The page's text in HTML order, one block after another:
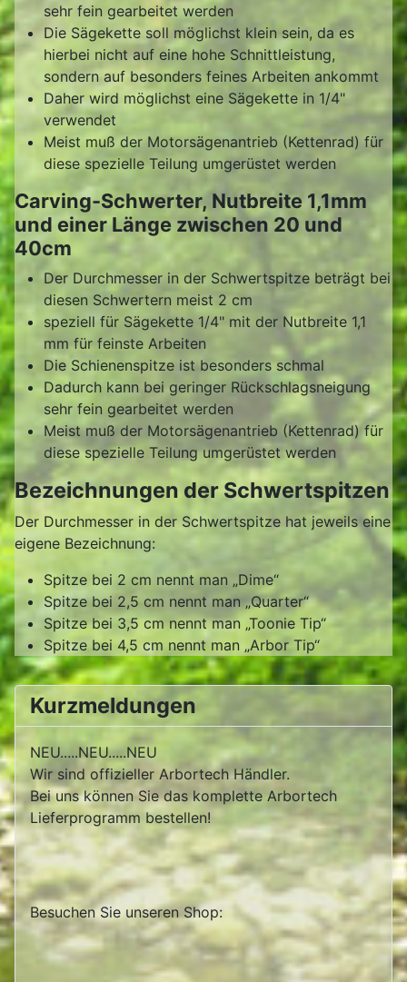
sehr fein gearbeitet werden
Die Sägekette soll möglichst klein sein, da es
hierbei nicht auf eine hohe Schnittleistung,
sondern auf besonders feines Arbeiten ankommt
Daher wird möglichst eine Sägekette in 1/4"
verwendet
Meist muß der Motorsägenantrieb (Kettenrad) für
diese spezielle Teilung umgerüstet werden
Carving-Schwerter, Nutbreite 1,1mm
und einer Länge zwischen 20 und
40cm
Der Durchmesser in der Schwertspitze beträgt bei
diesen Schwertern meist 2 cm
speziell für Sägekette 1/4" mit der Nutbreite 1,1
mm für feinste Arbeiten
Die Schienenspitze ist besonders schmal
Dadurch kann bei geringer Rückschlagsneigung
sehr fein gearbeitet werden
Meist muß der Motorsägenantrieb (Kettenrad) für
diese spezielle Teilung umgerüstet werden
Bezeichnungen der Schwertspitzen
Der Durchmesser in der Schwertspitze hat jeweils eine
eigene Bezeichnung:
Spitze bei 2 cm nennt man „Dime“
Spitze bei 2,5 cm nennt man „Quarter“
Spitze bei 3,5 cm nennt man „Toonie Tip“
Spitze bei 4,5 cm nennt man „Arbor Tip“
Kurzmeldungen
NEU.....NEU.....NEU
Wir sind offizieller Arbortech Händler.
Bei uns können Sie das komplette Arbortech
Lieferprogramm bestellen!
Besuchen Sie unseren Shop: